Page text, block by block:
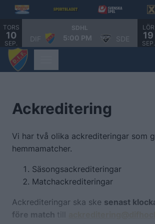
TORS
10
SEP.
SDHL
DIF 5:00 PM SDE
LÖR
19
SEP.
Ackreditering
Vi har två olika ackrediteringar som
hemmamatcher.
Säsongsackrediteringar
Matchackrediteringar
Ackrediteringar ska ske senast
före match till